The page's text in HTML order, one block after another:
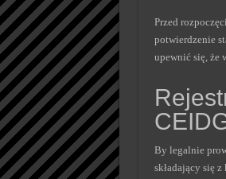
Przed
potwierdzenie
upewnić się, że
By legalnie
składający się